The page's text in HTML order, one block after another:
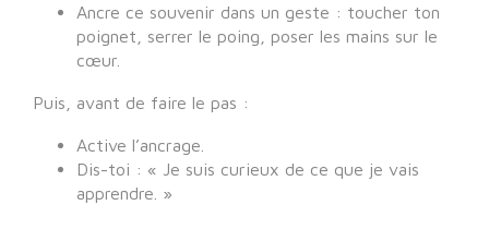
Ancre ce souvenir dans un geste : toucher ton
poignet, serrer le poing, poser les mains sur le
cœur.
Puis, avant de faire le pas :
Active l’ancrage.
Dis-toi : « Je suis curieux de ce que je vais
apprendre. »